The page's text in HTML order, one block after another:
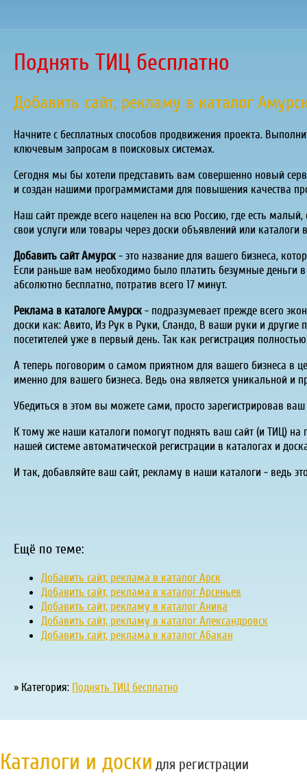
Поднять ТИЦ бесплатно
Добавить сайт, рекламу в каталог
Начните с бесплатных способов продвижения проекта.
ключевым запросам в поисковых системах.
Сегодня мы бы хотели представить вам совершенно новый
и создан нашими программистами для повышения качества
Наш сайт прежде всего нацелен на всю Россию, где есть
свои услуги или товары через доски объявлений или каталоги
Добавить сайт Амурск- это название для вашего бизнеса,
Если раньше вам необходимо было платить безумные деньги
абсолютно бесплатно, потратив всего 17 минут.
Реклама в каталоге Амурск- подразумевает прежде всего
доски как:Авито, Из Рук в Руки,Сландо, В ваши руки и другие
посетителей уже в первый день. Так как регистрация
А теперь поговорим о самом приятном для вашего бизнеса в
именно для вашего бизнеса. Ведь она является уникальной и
Убедиться в этом вы можете сами, просто зарегистрировав
К тому же наши каталоги помогут поднять ваш сайт (и ТИЦ) на
нашей системе автоматической регистрации в каталогах и
И так, добавляйте ваш сайт, рекламу в наши каталоги - ведь
Ещё по теме:
Добавить сайт, реклама в каталог Арск
Добавить сайт, реклама в каталог Арсеньев
Добавить сайт, рекламу в каталог Анива
Добавить сайт, рекламу в каталог Александровск
Добавить сайт, реклама в каталог Абакан
» Категория: Поднять ТИЦ бесплатно
Каталоги и доски для регистрации